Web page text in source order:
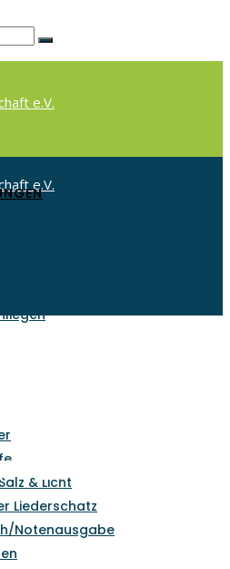
& Licht
Liederschatz
Notenausgabe
2020